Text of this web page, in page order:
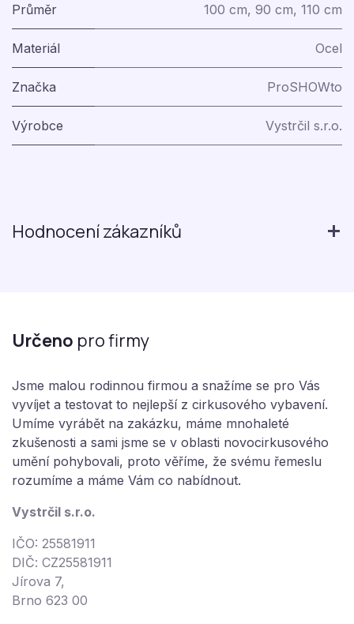
Průměr 100 cm, 90 cm, 110 cm
Materiál Ocel
Značka ProSHOWto
Výrobce Vystrčil s.r.o.
Hodnocení zákazníků
Určeno pro firmy
Jsme malou rodinnou firmou a snažíme se pro Vás
vyvíjet a testovat to nejlepší z cirkusového vybavení.
Umíme vyrábět na zakázku, máme mnohaleté
zkušenosti a sami jsme se v oblasti novocirkusového
umění pohybovali, proto věříme, že svému řemeslu
rozumíme a máme Vám co nabídnout.
Vystrčil s.r.o.
IČO: 25581911
DIČ: CZ25581911
Jírova 7,
Brno 623 00